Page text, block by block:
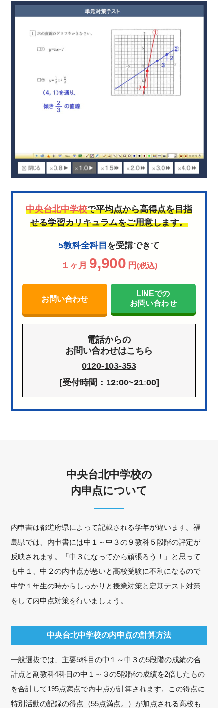
中央台北中学校で平均点から高得点を目指
せる学習カリキュラムをご用意します。
5教科全科目 を受講できて
１ヶ月 9,900 円(税込)
お問い合わせ
LINEでの
お問い合わせ
電話からの
お問い合わせはこちら
0120-103-353
[受付時間：12:00~21:00]
中央台北中学校の
内申点について
内申書は都道府県によって記載される学年が違います。福
島県では、内申書には中１～中３の９教科５段階の評定が
反映されます。「中３になってから頑張ろう！」と思って
も中１、中２の内申点が悪いと高校受験に不利になるので
中学１年生の時からしっかりと授業対策と定期テスト対策
をして内申点対策を行いましょう。
中央台北中学校の内申点の計算方法
一般選抜では、主要5科目の中１～中３の5段階の成績の合
計点と副教科4科目の中１～３の5段階の成績を2倍したもの
を合計して195点満点で内申点が計算されます。この得点に
特別活動の記録の得点（55点満点。）が加点される高校も